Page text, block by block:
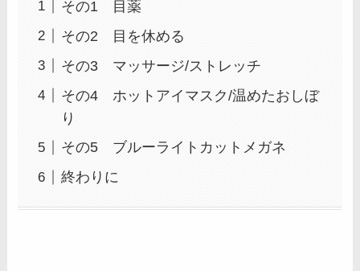
その1 目薬
その2 目を休める
その3 マッサージ/ストレッチ
その4 ホットアイマスク/温めたおしぼ
り
その5 ブルーライトカットメガネ
終わりに